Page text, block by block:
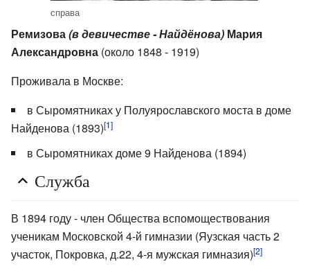
справа
Ремизова(в девичестве - Найдёнова) Мария
Александровна (около 1848 - 1919)
Проживала в Москве:
в Сыромятниках у Полуярославского моста в доме
Найденова (1893)[1]
в Сыромятниках доме 9 Найденова (1894)
Служба
В 1894 году - член Общества вспомоществования
ученикам Московской 4-й гимназии (Яузская часть 2
участок, Покровка, д.22, 4-я мужская гимназия)[2]